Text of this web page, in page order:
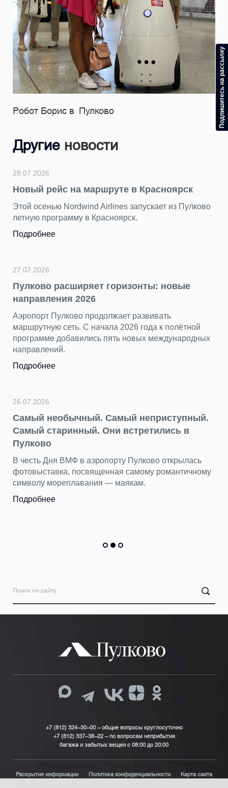
Робот Борис в Пулково
Другие новости
28.07.2026
Новый рейс на маршруте в Красноярск
Этой осенью Nordwind Airlines запускает из Пулково
летную программу в Красноярск.
Подробнее
27.07.2026
Пулково расширяет горизонты: новые
направления 2026
Аэропорт Пулково продолжает развивать
маршрутную сеть. С начала 2026 года к полётной
программе добавились пять новых международных
направлений.
Подробнее
26.07.2026
Самый необычный. Самый неприступный.
Самый старинный. Они встретились в
Пулково
В честь Дня ВМФ в аэропорту Пулково открылась
фотовыставка, посвященная самому романтичному
символу мореплавания — маякам.
Подробнее
+7 (812) 324-30-00 - общие вопросы круглосуточно
+7 (812) 337-38-22 – по вопросам неприбытия
багажа и забытых вещей с 08:00 до 20:00
Раскрытие информации Политика конфиденциальности Карта сайта
Подпишитесь на рассылку